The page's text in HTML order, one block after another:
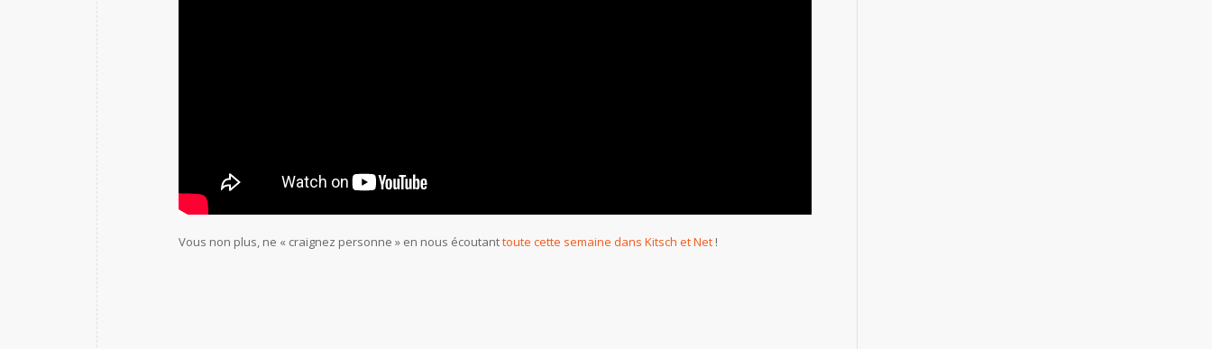
Vous non plus, ne « craignez personne » en nous écoutanttoute cette semaine dans Kitsch et Net !